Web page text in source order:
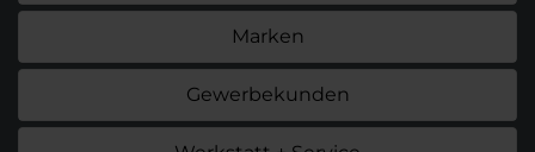
Marken
Gewerbekunden